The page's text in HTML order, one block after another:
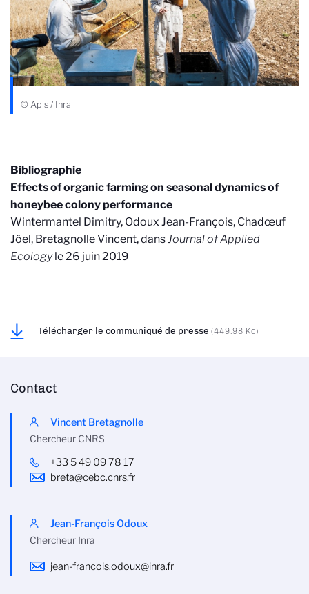
© Apis / Inra
Bibliographie
Effects of organic farming on seasonal dynamics of
honeybee colony performance
Wintermantel Dimitry, Odoux Jean-François, Chadœuf
Jöel, Bretagnolle Vincent, dansJournal of Applied
Ecologyle 26 juin 2019
Télécharger le communiqué de presse (449.98 Ko)
Contact
Vincent Bretagnolle
Chercheur CNRS
+33 5 49 09 78 17
breta@cebc.cnrs.fr
Jean-François Odoux
Chercheur Inra
jean-francois.odoux@inra.fr